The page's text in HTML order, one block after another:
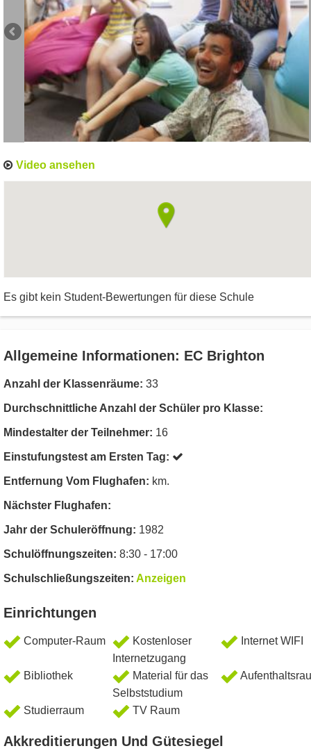
Video ansehen
Es gibt kein Student-Bewertungen für diese Schule
Allgemeine Informationen: EC Brighton
Anzahl der Klassenräume: 33
Durchschnittliche Anzahl der Schüler pro Klasse:
Mindestalter der Teilnehmer: 16
Einstufungstest am Ersten Tag:
Entfernung Vom Flughafen: km.
Nächster Flughafen:
Jahr der Schuleröffnung: 1982
Schulöffnungszeiten: 8:30 - 17:00
Schulschließungszeiten: Anzeigen
Einrichtungen
Computer-Raum
Kostenloser
Internetzugang
Internet WIFI
Bibliothek
Material für das
Selbststudium
Studierraum TV Raum
Akkreditierungen Und Gütesiegel